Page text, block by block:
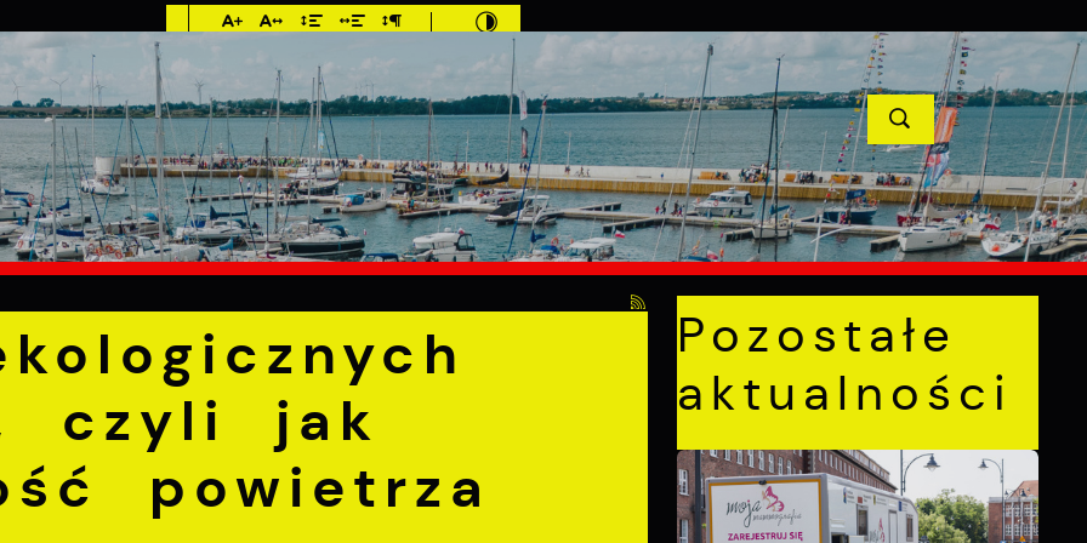
Imieniny: Sława,
Jakub, Stefan
MIESZKANIEC TURYSTYKA INWESTYCJE PROJEKTY UNIJNE KONTAKT
źródeł ciepła, czyli jak poprawić jakość powietrza POPRZEDNI NASTĘPNY
czyli jak
powietrza
Pozostałe
aktualności